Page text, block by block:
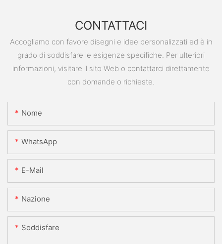
CONTATTACI
Accogliamo con favore disegni e idee personalizzati ed è in
grado di soddisfare le esigenze specifiche. Per ulteriori
informazioni, visitare il sito Web o contattarci direttamente
con domande o richieste.
Nome
WhatsApp
E-Mail
Nazione
Soddisfare